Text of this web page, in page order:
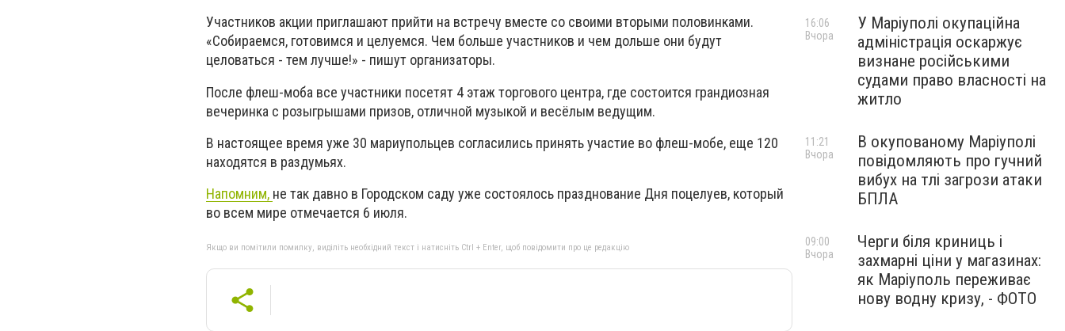
Участников акции приглашают прийти на встречу вместе со своими вторыми половинками.
«Собираемся, готовимся и целуемся. Чем больше участников и чем дольше они будут
целоваться - тем лучше!» - пишут организаторы.
После флеш-моба все участники посетят 4 этаж торгового центра, где состоится грандиозная
вечеринка с розыгрышами призов, отличной музыкой и весёлым ведущим.
В настоящее время уже 30 мариупольцев согласились принять участие во флеш-мобе, еще 120
находятся в раздумьях.
Напомним, не так давно в Городском саду уже состоялось празднование Дня поцелуев, который
во всем мире отмечается 6 июля.
Якщо ви помітили помилку, виділіть необхідний текст і натисніть Ctrl + Enter, щоб повідомити про це редакцію
У Маріуполі окупаційна
адміністрація оскаржує
визнане російськими
судами право власності на
житло
16:06
Вчора
В окупованому Маріуполі
повідомляють про гучний
вибух на тлі загрози атаки
БПЛА
11:21
Вчора
Черги біля криниць і
захмарні ціни у магазинах:
як Маріуполь переживає
нову водну кризу, - ФОТО
09:00
Вчора